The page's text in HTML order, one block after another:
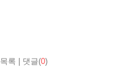
목록 댓글(0)